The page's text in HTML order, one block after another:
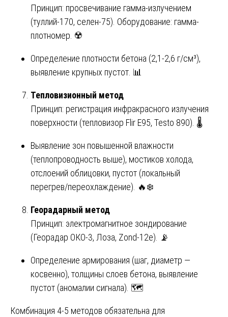
Принцип: просвечивание гамма-излучением
(туллий-170, селен-75). Оборудование: гамма-
плотномер. ☢️
Определение плотности бетона (2,1-2,6 г/см³),
выявление крупных пустот. 📊
Тепловизионный метод
Принцип: регистрация инфракрасного излучения
поверхности (тепловизор Flir E95, Testo 890). 🌡️
Выявление зон повышенной влажности
(теплопроводность выше), мостиков холода,
отслоений облицовки, пустот (локальный
перегрев/переохлаждение). 🔥❄️
Георадарный метод
Принцип: электромагнитное зондирование
(Георадар ОКО-3, Лоза, Zond-12e). 📡
Определение армирования (шаг, диаметр —
косвенно), толщины слоев бетона, выявление
пустот (аномалии сигнала). 🗺️
Комбинация 4-5 методов обязательна для